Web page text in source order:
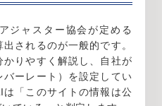
ジャスター協会が定める
されるのが一般的です。
りやすく解説し、自社が
ーレート）を設定してい
「このサイトの情報は公